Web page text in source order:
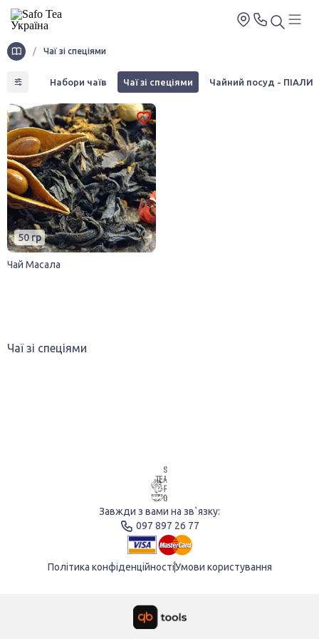
Пуери Набори чаїв Чаї зі спеціями Чайний посуд - ПІАЛИ
/ Чаї зі спеціями
50 гр
Чай Масала
Чаї зі спеціями
Завжди з вами на зв`язку:
097 897 26 77
Політика конфіденційностіУмови користування